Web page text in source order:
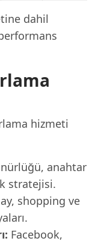
dahil
hizmeti
anahtar
stratejisi.
shopping ve
Facebook,